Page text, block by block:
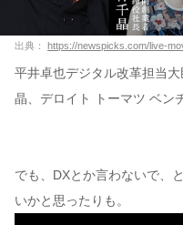
出典： https://newspicks.com/live-
平井卓也デジタル改革担当
晶、デロイト トーマツ ベン
でも、DXとか言わないで、
いかと思ったりも。